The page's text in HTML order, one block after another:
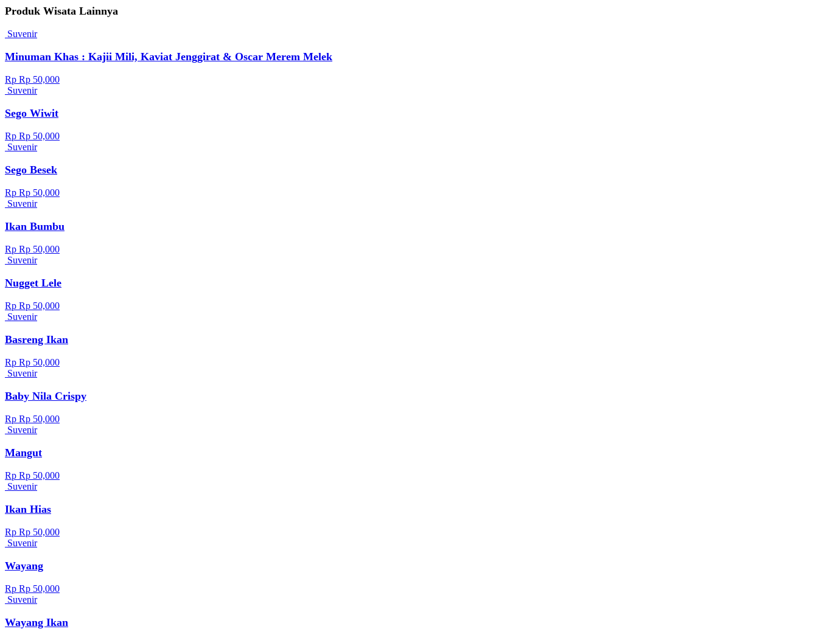
Produk Wisata Lainnya
Suvenir
Minuman Khas : Kajii Mili, Kaviat Jenggirat & Oscar Merem Melek
Rp Rp 50,000
Suvenir
Sego Wiwit
Rp Rp 50,000
Suvenir
Sego Besek
Rp Rp 50,000
Suvenir
Ikan Bumbu
Rp Rp 50,000
Suvenir
Nugget Lele
Rp Rp 50,000
Suvenir
Basreng Ikan
Rp Rp 50,000
Suvenir
Baby Nila Crispy
Rp Rp 50,000
Suvenir
Mangut
Rp Rp 50,000
Suvenir
Ikan Hias
Rp Rp 50,000
Suvenir
Wayang
Rp Rp 50,000
Suvenir
Wayang Ikan